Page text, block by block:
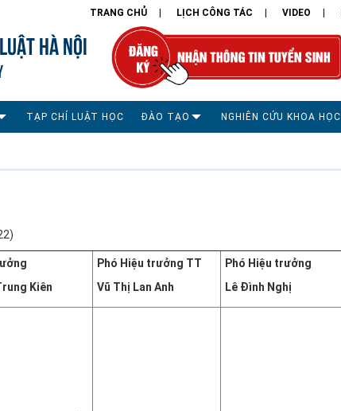
TRANG CHỦ LỊCH CÔNG TÁC VIDEO
HÀ NỘI
TẠP CHÍ LUẬT HỌC ĐÀO TẠO NGHIÊN CỨU KHOA HỌC
Kiên
Phó Hiệu trưởng TT
Vũ Thị Lan Anh
Phó Hiệu trưởng
Lê Đình Nghị